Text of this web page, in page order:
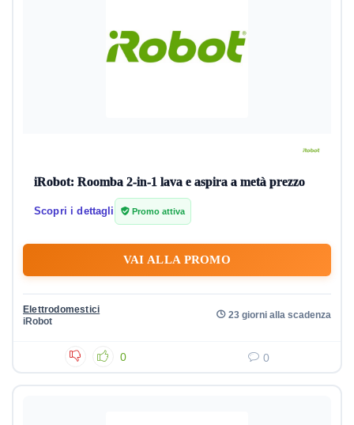
iRobot: Roomba 2-in-1 lava e aspira a metà prezzo
Scopri i dettagli Promo attiva
VAI ALLA PROMO
Elettrodomestici
iRobot
23 giorni alla scadenza
0 0